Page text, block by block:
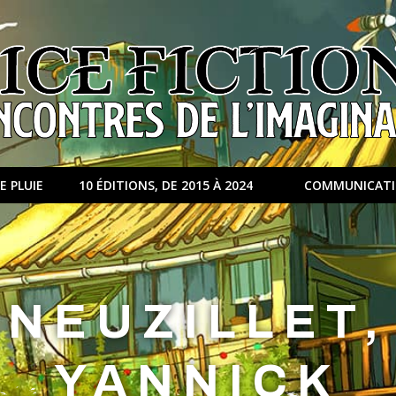
PLUIE 10 ÉDITIONS, DE 2015 À 2024
NEUZILLET,
YANNICK